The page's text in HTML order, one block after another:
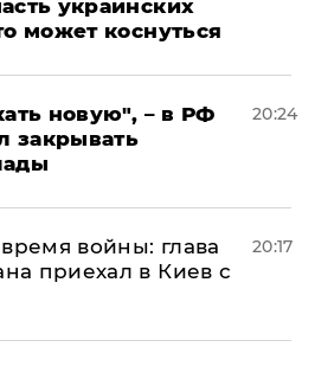
украинских
может коснуться
новую", – в РФ
закрывать
20:24
войны: глава
приехал в Киев с
20:17